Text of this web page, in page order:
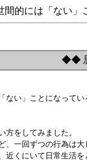
間的には「ない」
◆◆
い」ことになってい
をしてみました。
一回ずつの行為は
くにいて日常生活